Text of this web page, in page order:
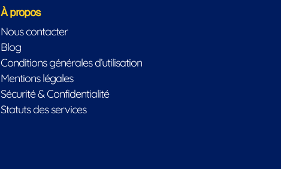
À propos
Nous contacter
Blog
Conditions générales d’utilisation
Mentions légales
Sécurité & Confidentialité
Statuts des services